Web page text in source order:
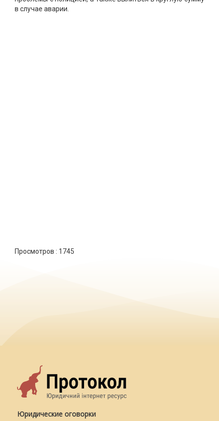
в случае аварии.
Просмотров : 1745
Юридические оговорки